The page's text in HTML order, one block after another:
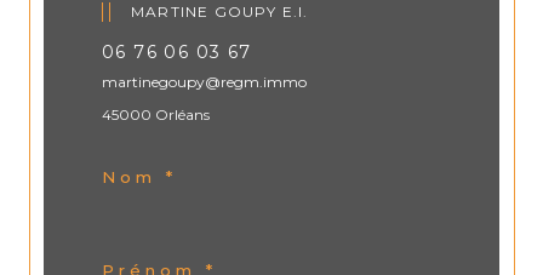
MARTINE GOUPY E.I.
06 76 06 03 67
martinegoupy@regm.immo
45000 Orléans
Nom *
Prénom *